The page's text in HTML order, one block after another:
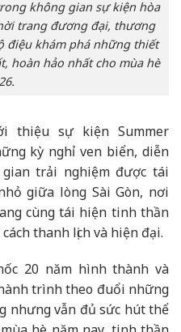
không gian sự kiện hòa
trang đương đại, thương
điệu khám phá những thiết
hoàn hảo nhất cho mùa hè
thiệu sự kiện Summer
kỳ nghỉ ven biển, diễn
gian trải nghiệm được tái
giữa lòng Sài Gòn, nơi
cùng tái hiện tinh thần
thanh lịch và hiện đại.
20 năm hình thành và
trình theo đuổi những
nhưng vẫn đủ sức hút thể